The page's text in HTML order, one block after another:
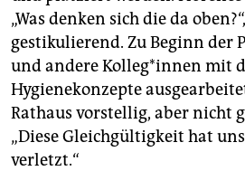
„Was denken sich die da
gestikulierend. Zu Beginn der
und andere Kol­le­g*in­nen mit
Hygienekonzepte
Rathaus vorstellig, aber nicht
„Diese Gleichgültigkeit hat
verletzt.“